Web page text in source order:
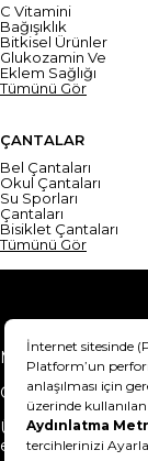
C Vitamini
Bağışıklık
Bitkisel Ürünler
Glukozamin Ve
Eklem Sağlığı
Tümünü Gör
ÇANTALAR
Bel Çantaları
Okul Çantaları
Su Sporları
Çantaları
Bisiklet Çantaları
Tümünü Gör
Mesafeli Satış
Gizlilik Sözleşmesi
Ürünümü nasıl iade
edebilirim?